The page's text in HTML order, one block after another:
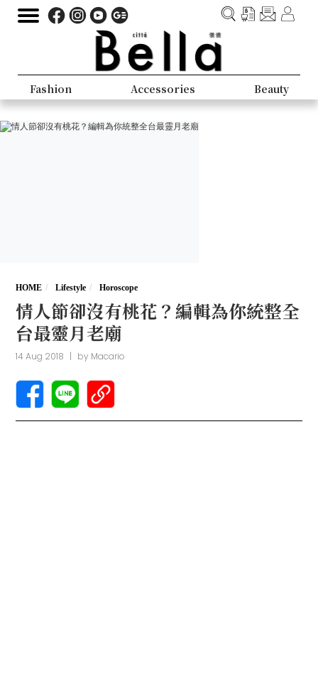
Fashion Accessories Beauty
HOME Lifestyle Horoscope
情人節卻沒有桃花？編輯為你統整全
台最靈月老廟
14 Aug 2018 | by Macario